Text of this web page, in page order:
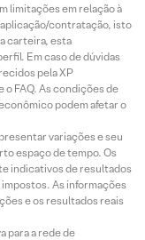
limitações em relação à
contratação, isto
carteira, esta
Em caso de dúvidas
pela XP
FAQ. As condições de
podem afetar o
variações e seu
espaço de tempo. Os
indicativos de resultados
As informações
e os resultados reais
para a rede de